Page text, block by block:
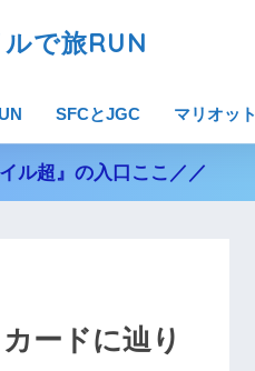
で旅RUN
SFCとJGC マリオット
ル超』の入口ここ／／
ードに辿り